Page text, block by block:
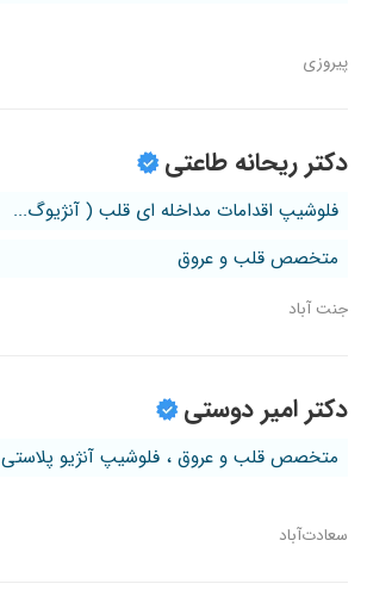
پیروزی
دکتر ریحانه طاعتی
فلوشیپ اقدامات مداخله ای قلب ( آنژیوگ...
متخصص قلب و عروق
جنت آباد
دکتر امیر دوستی
متخصص قلب و عروق ، فلوشیپ آنژیو پلاستی
سعادت‌آباد